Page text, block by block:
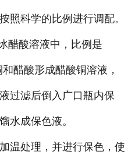
照科学的比例进行调配。
醋酸溶液中，比例是
醋酸形成醋酸铜溶液，
过滤后倒入广口瓶内保
水成保色液。
温处理，并进行保色，使